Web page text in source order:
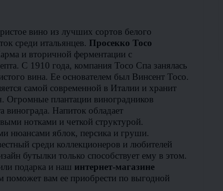
вино из лучших сортов белого
среди итальянцев. Просекко Тосо
и вторичной ферментации с
С 1910 года, компания Тосо Спа занялась
вина. Ее основателем был Винсент Тосо.
самой современной в Италии и хранит
Огромные плантации виноградников
Напиток обладает
нотками и четкой структурой.
нюансами яблок, персика и груши.
среди коллекционеров и любителей
бутылки только способствует ему в этом.
подарка и наш интернет-магазине
поможет вам ее приобрести по выгодной